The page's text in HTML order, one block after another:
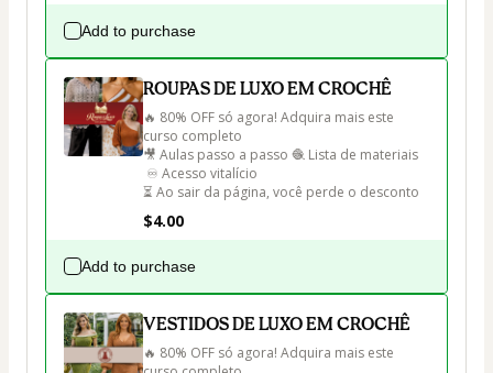
Add to purchase
ROUPAS DE LUXO EM CROCHÊ
🔥 80% OFF só agora! Adquira mais este
curso completo
🎥 Aulas passo a passo 🧶 Lista de materiais
⏳ Ao sair da página, você perde o desconto
$4.00
Add to purchase
VESTIDOS DE LUXO EM CROCHÊ
🔥 80% OFF só agora! Adquira mais este